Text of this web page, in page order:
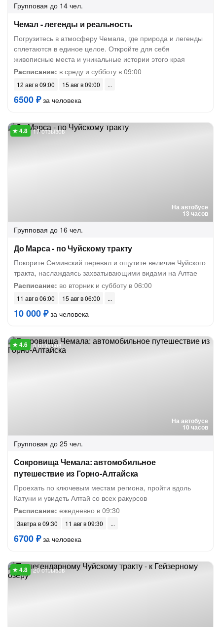
Групповая до 14 чел.
Чемал - легенды и реальность
Погрузитесь в атмосферу Чемала, где природа и легенды
сплетаются в единое целое. Откройте для себя
живописные места и уникальные истории этого края
Расписание: в среду и субботу в 09:00
12 авг в 09:00 15 авг в 09:00
6500 ₽за человека
На автобусе
13 часов
17 отзывов
Групповая до 16 чел.
До Марса - по Чуйскому тракту
Покорите Семинский перевал и ощутите величие Чуйского
тракта, наслаждаясь захватывающими видами на Алтае
Расписание: во вторник и субботу в 06:00
11 авг в 06:00 15 авг в 06:00
10 000 ₽за человека
На автобусе
10 часов
5 отзывов
Групповая до 25 чел.
Сокровища Чемала: автомобильное
путешествие из Горно-Алтайска
Проехать по ключевым местам региона, пройти вдоль
Катуни и увидеть Алтай со всех ракурсов
Расписание: ежедневно в 09:30
Завтра в 09:30 11 авг в 09:30
6700 ₽за человека
20 отзывов